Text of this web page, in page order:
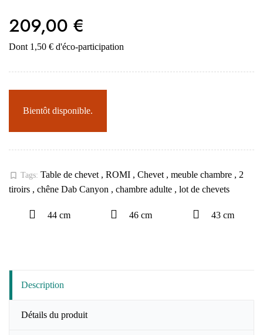
209,00 €
Dont 1,50 € d'éco-participation
Bientôt disponible.
bookmark_border Tags: Table de chevet , ROMI , Chevet , meuble chambre , 2
tiroirs , chêne Dab Canyon , chambre adulte , lot de chevets
44 cm 46 cm 43 cm
Description
Détails du produit